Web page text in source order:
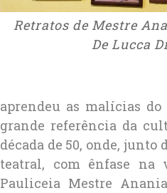
Retratos de Mestre
De Lucca
aprendeu as malícias
grande referência da
década de 50, onde,
teatral, com ênfase na
Pauliceia Mestre